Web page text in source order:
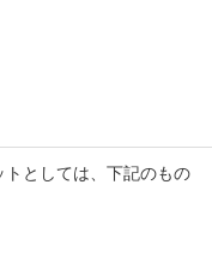
としては、下記のもの